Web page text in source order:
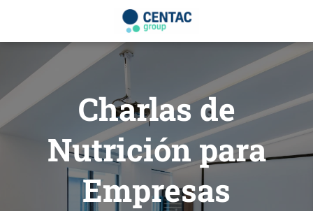
Charlas de
Nutrición para
Empresas